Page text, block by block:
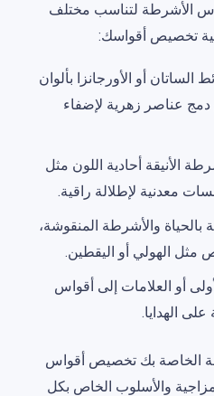
الأشرطة لتناسب مختلف
تخصيص أقواسك:
أو الأورجانزا بألوان
دمج عناصر زهرية لإضفاء
الأنيقة أحادية اللون مثل
معدنية لإطلالة راقية.
بالحياة والأشرطة المنقوشة،
مثل الهولي أو اليقطين.
أو العلامات إلى أقواس
الهدايا.
الخاصة بك تخصيص أقواس
والأسلوب الخاص بكل